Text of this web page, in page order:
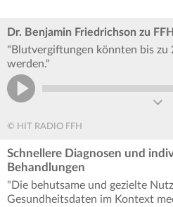
Dr. Benjamin Friedrichson zu
"Blutvergiftungen könnten bis zu
werden."
© HIT RADIO FFH
Schnellere Diagnosen und
Behandlungen
"Die behutsame und gezielte
Gesundheitsdaten im Kontext